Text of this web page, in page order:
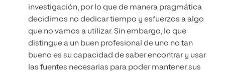
investigación, por lo que de manera pragmática
decidimos no dedicar tiempo y esfuerzos a algo
que no vamos a utilizar. Sin embargo, lo que
distingue a un buen profesional de uno no tan
bueno es su capacidad de saber encontrar y usar
las fuentes necesarias para poder mantener sus